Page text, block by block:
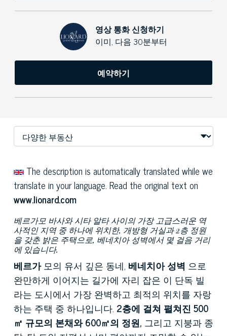
영상 통화 신청하기
이미, 다음 30분부터
예약하기
The description is automatically translated while we
translate in your language. Read the original text on
www.lionard.com
베르가모 바사와 시타 알타 사이의 가장 고급스러운 역
사적인 지역 중 하나에 위치한, 개방형 거실과 2층 정원
을 갖춘 밝은 주택으로, 베네치아 성벽에서 몇 걸음 거리
에 있습니다.
베르가모의 유서 깊은 동네, 베네치아 성벽 으로
완만하게 이어지는 길가에 자리 잡은 이 단독 빌
라는 도시에서 가장 완벽하고 최적의 위치를 자랑
하는 주택 중 하나입니다. 2층에 걸쳐 펼쳐진 500
㎡ 규모의 본채와 600㎡의 정원, 그리고 지붕과 종